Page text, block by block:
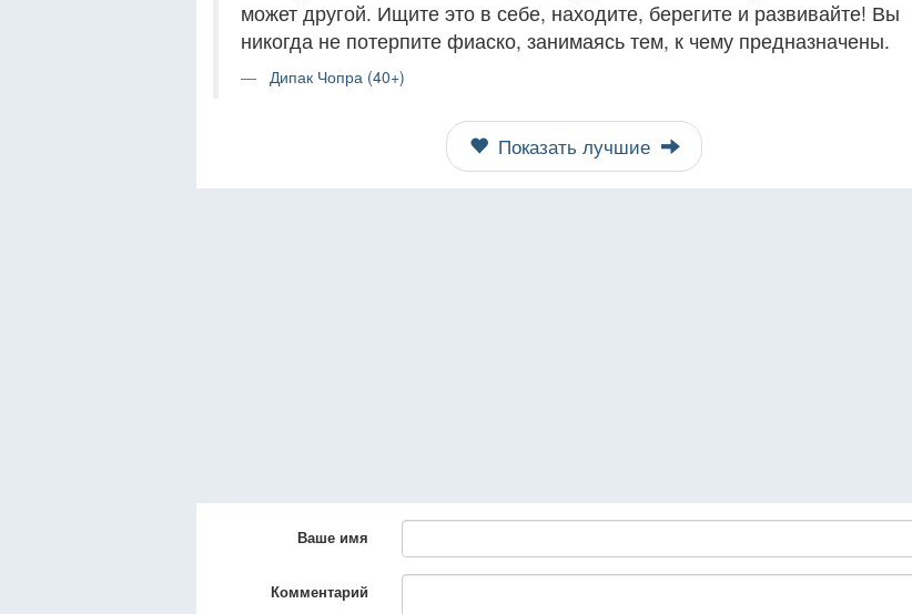
может другой. Ищите это в себе, находите, берегите и развивайте! Вы
никогда не потерпите фиаско, занимаясь тем, к чему предназначены.
Дипак Чопра (40+)
Показать лучшие
Ваше имя
Комментарий